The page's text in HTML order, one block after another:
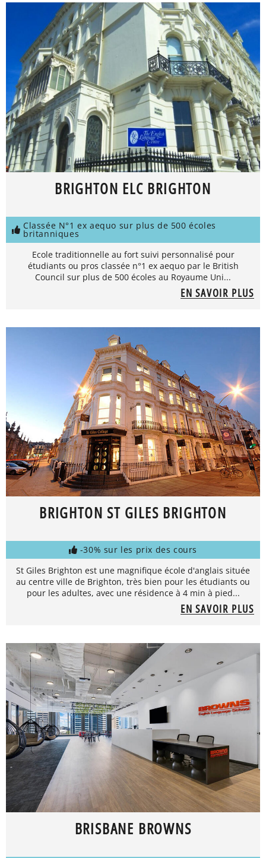
BRIGHTON ELC BRIGHTON
Classée N°1 ex aequo sur plus de 500 écoles
britanniques
Ecole traditionnelle au fort suivi personnalisé pour
étudiants ou pros classée n°1 ex aequo par le British
Council sur plus de 500 écoles au Royaume Uni...
EN SAVOIR PLUS
BRIGHTON ST GILES BRIGHTON
-30% sur les prix des cours
St Giles Brighton est une magnifique école d'anglais située
au centre ville de Brighton, très bien pour les étudiants ou
pour les adultes, avec une résidence à 4 min à pied...
EN SAVOIR PLUS
BRISBANE BROWNS